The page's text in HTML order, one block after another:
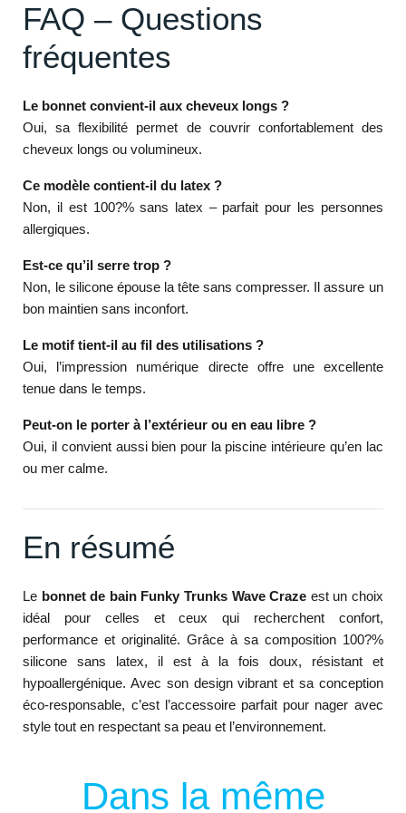
FAQ – Questions
fréquentes
Le bonnet convient-il aux cheveux longs ?
Oui, sa flexibilité permet de couvrir confortablement des
cheveux longs ou volumineux.
Ce modèle contient-il du latex ?
Non, il est 100?% sans latex – parfait pour les personnes
allergiques.
Est-ce qu’il serre trop ?
Non, le silicone épouse la tête sans compresser. Il assure un
bon maintien sans inconfort.
Le motif tient-il au fil des utilisations ?
Oui, l’impression numérique directe offre une excellente
tenue dans le temps.
Peut-on le porter à l’extérieur ou en eau libre ?
Oui, il convient aussi bien pour la piscine intérieure qu’en lac
ou mer calme.
En résumé
Le bonnet de bain Funky Trunks Wave Craze est un choix
idéal pour celles et ceux qui recherchent confort,
performance et originalité. Grâce à sa composition 100?%
silicone sans latex, il est à la fois doux, résistant et
hypoallergénique. Avec son design vibrant et sa conception
éco-responsable, c’est l’accessoire parfait pour nager avec
style tout en respectant sa peau et l’environnement.
Dans la même